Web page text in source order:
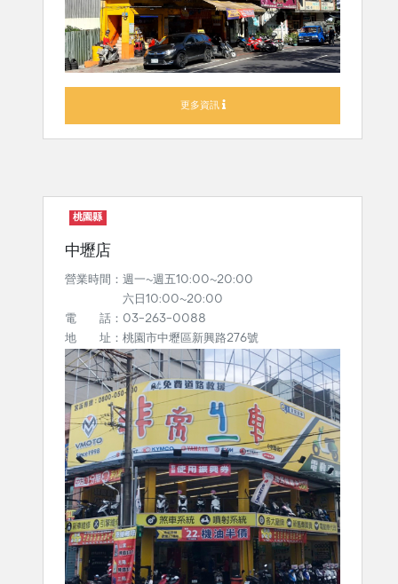
更多資訊
桃園縣
中壢店
營業時間：週一~週五10:00~20:00
六日10:00~20:00
電 話：03-263-0088
地 址：桃園市中壢區新興路276號